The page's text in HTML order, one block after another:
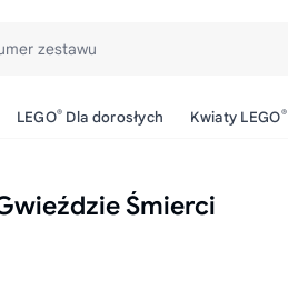
zestawu
LEGO® Dla dorosłych Kwiaty LEGO®
Śmierci